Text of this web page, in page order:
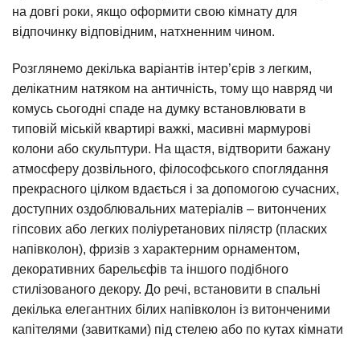
на довгі роки, якщо оформити свою кімнату для
відпочинку відповідним, натхненним чином.
Розглянемо декілька варіантів інтер’єрів з легким,
делікатним натяком на античність, тому що навряд чи
комусь сьогодні спаде на думку встановлювати в
типовій міській квартирі важкі, масивні мармурові
колони або скульптури. На щастя, відтворити бажану
атмосферу дозвільного, філософського споглядання
прекрасного цілком вдається і за допомогою сучасних,
доступних оздоблювальних матеріалів – витончених
гіпсових або легких поліуретанових пілястр (пласких
напівколон), фризів з характерним орнаментом,
декоративних барельєфів та іншого подібного
стилізованого декору. До речі, встановити в спальні
декілька елегантних білих напівколон із витонченими
капітелями (завитками) під стелею або по кутах кімнати